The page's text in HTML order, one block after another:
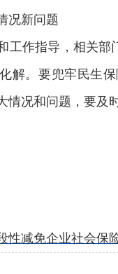
况新问题
工作指导，相关
解。要兜牢民生
情况和问题，要及
性减免企业社会